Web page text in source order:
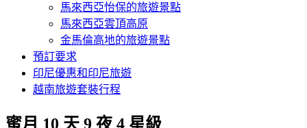
馬來西亞怡保的旅遊景點
馬來西亞雲頂高原
金馬倫高地的旅遊景點
預訂要求
印尼優惠和印尼旅遊
越南旅遊套裝行程
蜜月 10 天 9 夜 4 星級